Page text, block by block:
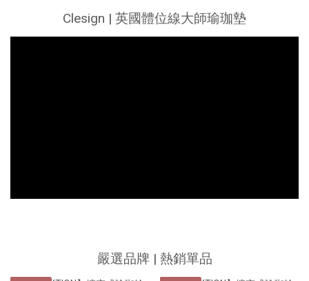
Clesign | 英國體位線大師瑜珈墊
嚴選品牌 | 熱銷單品